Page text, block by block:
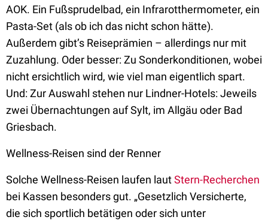
AOK. Ein Fußsprudelbad, ein Infrarotthermometer, ein
Pasta-Set (als ob ich das nicht schon hätte).
Außerdem gibt’s Reiseprämien – allerdings nur mit
Zuzahlung. Oder besser: Zu Sonderkonditionen, wobei
nicht ersichtlich wird, wie viel man eigentlich spart.
Und: Zur Auswahl stehen nur Lindner-Hotels: Jeweils
zwei Übernachtungen auf Sylt, im Allgäu oder Bad
Griesbach.
Wellness-Reisen sind der Renner
Solche Wellness-Reisen laufen lautStern-Recherchen
bei Kassen besonders gut. „Gesetzlich Versicherte,
die sich sportlich betätigen oder sich unter